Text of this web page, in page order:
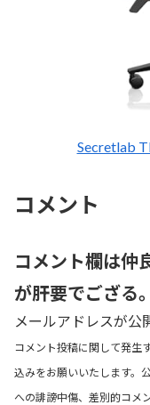
Secretlab
コメント
コメント欄は仲
が肝要でござる。
メールアドレスが公
コメント投稿に関して発生
込みをお願いいたします。
への誹謗中傷、差別的コメ